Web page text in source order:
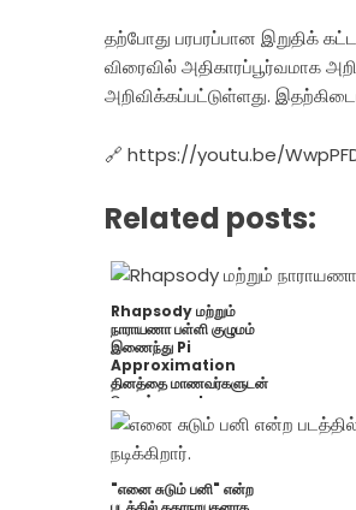
தற்போது பரபரப்பான இறுதிக்
விரைவில் அதிகாரப்பூர்வமாக
அறிவிக்கப்பட்டுள்ளது.
🔗 https://youtu.be/
Related posts:
Rhapsody மற்றும்
நாராயணா பள்ளி குழுமம்
இணைந்து Pi
Approximation
தினத்தை மாணவர்களுடன்
கொண்டாடியது!
"எனை சுடும் பனி" என்ற